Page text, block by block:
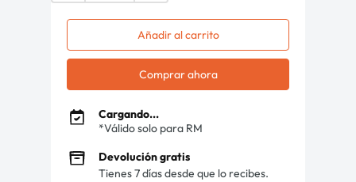
Añadir al carrito
Comprar ahora
Cargando...
*Válido solo para RM
Devolución gratis
Tienes 7 días desde que lo recibes.